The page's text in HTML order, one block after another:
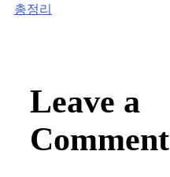
총정리
Leave a
Comment